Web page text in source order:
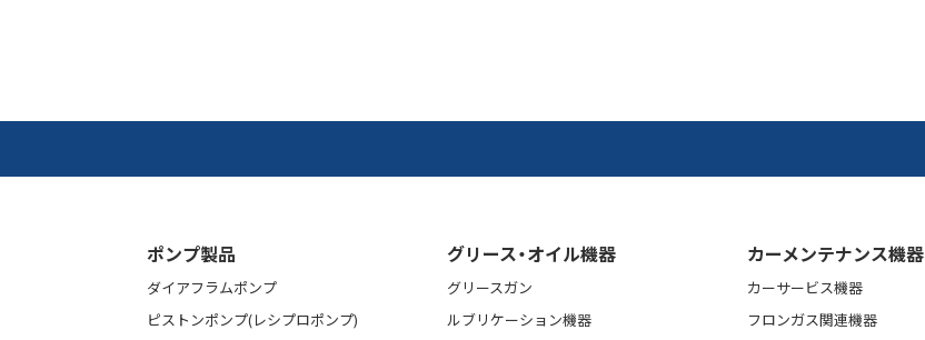
ポンプ製品
ダイアフラムポンプ
ピストンポンプ(レシプロポンプ)
グリース・オイル機器
グリースガン
ルブリケーション機器
カーメンテナンス機器
カーサービス機器
フロンガス関連機器